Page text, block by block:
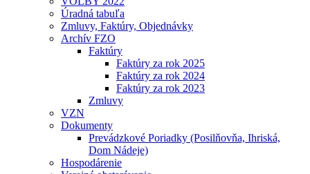
Úradná tabuľa
Zmluvy, Faktúry, Objednávky
Archív FZO
Faktúry
Faktúry za rok 2025
Faktúry za rok 2024
Faktúry za rok 2023
Zmluvy
VZN
Dokumenty
Prevádzkové Poriadky (Posilňovňa, Ihriská,
Dom Nádeje)
Hospodárenie